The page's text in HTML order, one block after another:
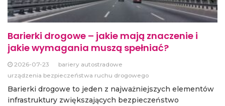
Barierki drogowe – jakie mają znaczenie i
jakie wymagania muszą spełniać?
2026-07-23
bariery autostradowe
urządzenia bezpieczeństwa ruchu drogowego
Barierki drogowe to jeden z najważniejszych elementów
infrastruktury zwiększających bezpieczeństwo